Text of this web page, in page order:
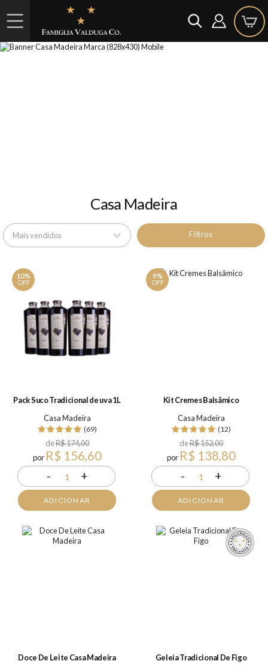
Casa Madeira
Filtros
10%
OFF
Pack Suco Tradicional de uva 1L
Casa Madeira
(69)
deR$ 174,00
por R$ 156,60
- 1 +
ADICIONAR
9%
OFF
Kit Cremes Balsâmico
Casa Madeira
(12)
deR$ 152,00
por R$ 138,80
- 1 +
ADICIONAR
Doce De Leite Casa Madeira
Geleia Tradicional De Figo